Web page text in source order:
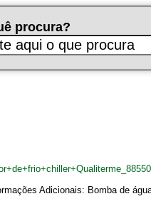
procura?
Adicionais: Bomba de